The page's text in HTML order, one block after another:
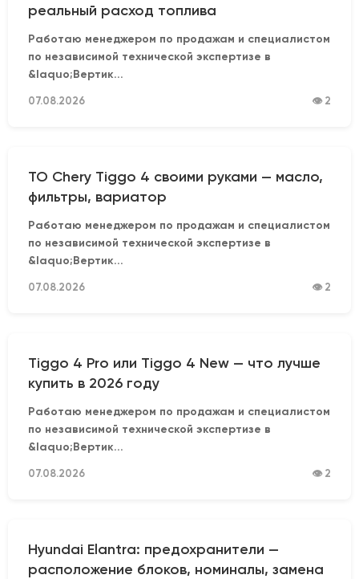
реальный расход топлива
Работаю менеджером по продажам и специалистом
по независимой технической экспертизе в
&laquo;Вертик...
07.08.2026 👁 2
ТО Chery Tiggo 4 своими руками — масло,
фильтры, вариатор
Работаю менеджером по продажам и специалистом
по независимой технической экспертизе в
&laquo;Вертик...
07.08.2026 👁 2
Tiggo 4 Pro или Tiggo 4 New — что лучше
купить в 2026 году
Работаю менеджером по продажам и специалистом
по независимой технической экспертизе в
&laquo;Вертик...
07.08.2026 👁 2
Hyundai Elantra: предохранители —
расположение блоков, номиналы, замена